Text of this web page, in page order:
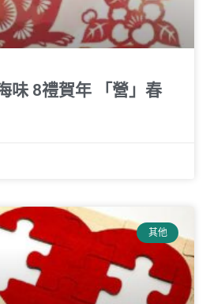
味 8禮賀年 「營」春
其他